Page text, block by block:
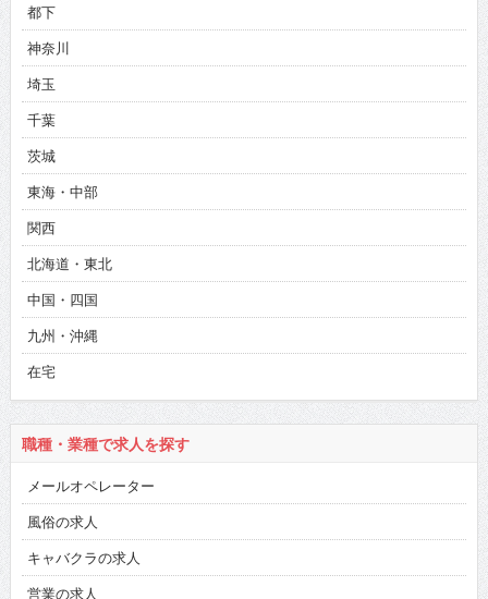
都下
神奈川
埼玉
千葉
茨城
東海・中部
関西
北海道・東北
中国・四国
九州・沖縄
在宅
職種・業種で求人を探す
メールオペレーター
風俗の求人
キャバクラの求人
営業の求人